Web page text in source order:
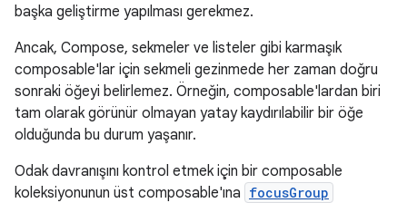
başka geliştirme yapılması gerekmez.
Ancak, Compose, sekmeler ve listeler gibi karmaşık
composable'lar için sekmeli gezinmede her zaman doğru
sonraki öğeyi belirlemez. Örneğin, composable'lardan biri
tam olarak görünür olmayan yatay kaydırılabilir bir öğe
olduğunda bu durum yaşanır.
Odak davranışını kontrol etmek için bir composable
koleksiyonunun üst composable'ına focusGroup